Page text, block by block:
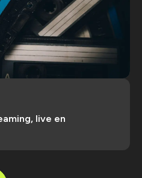
live en